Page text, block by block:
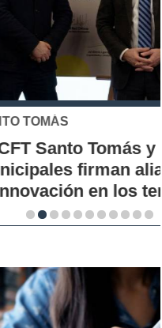
de Hubs
para impulsar